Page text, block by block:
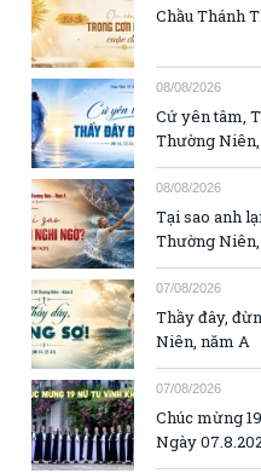
Chầu Thánh
08/08/2026
Cứ yên tâm,
Thường
08/08/2026
Tại sao anh
Thường
07/08/2026
Thầy đây,
Niên, năm A
07/08/2026
Chúc mừng
Ngày